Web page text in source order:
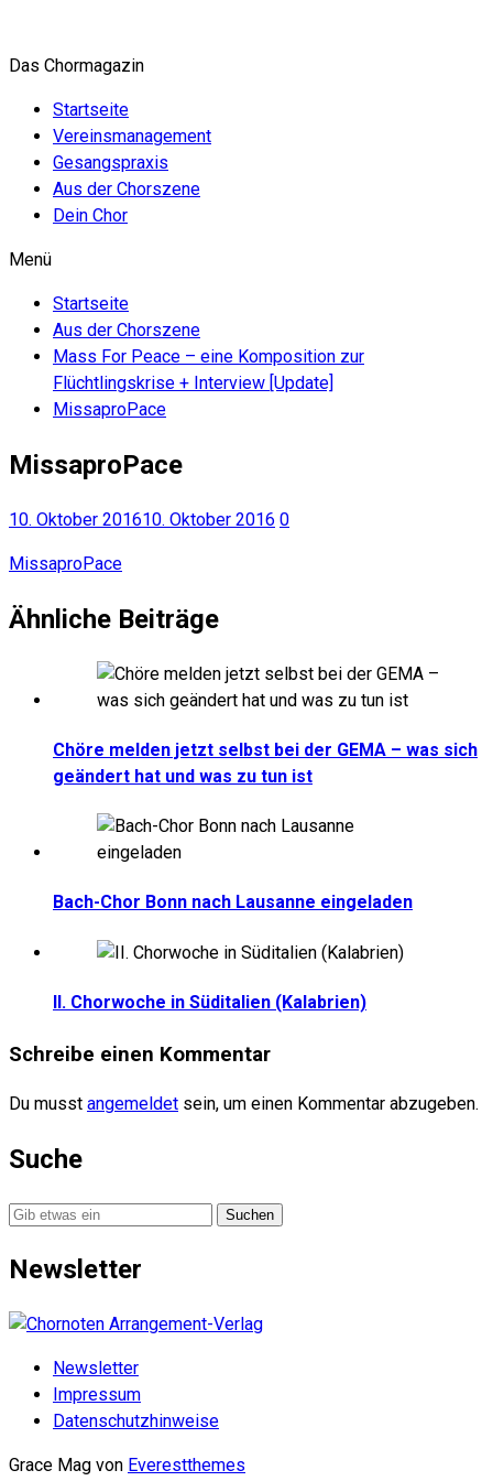
springen
Das Chormagazin
Startseite
Vereinsmanagement
Gesangspraxis
Aus der Chorszene
Dein Chor
Menü
Startseite
Aus der Chorszene
Mass For Peace – eine Komposition zur
Flüchtlingskrise + Interview [Update]
MissaproPace
MissaproPace
10. Oktober 201610. Oktober 2016 0
MissaproPace
Ähnliche Beiträge
Chöre melden jetzt selbst bei der GEMA – was sich
geändert hat und was zu tun ist
Bach-Chor Bonn nach Lausanne eingeladen
II. Chorwoche in Süditalien (Kalabrien)
Schreibe einen Kommentar
Du musst angemeldet sein, um einen Kommentar abzugeben.
Suche
Suche
Newsletter
Newsletter
Impressum
Datenschutzhinweise
Grace Mag von Everestthemes